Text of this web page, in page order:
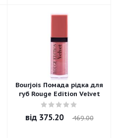
Bourjois Помада рідка для
губ Rouge Edition Velvet
від 375.20 469.00